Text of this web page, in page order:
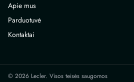
Apie mus
Parduotuvė
Kontaktai
© 2026 Lecler. Visos teisės saugomos